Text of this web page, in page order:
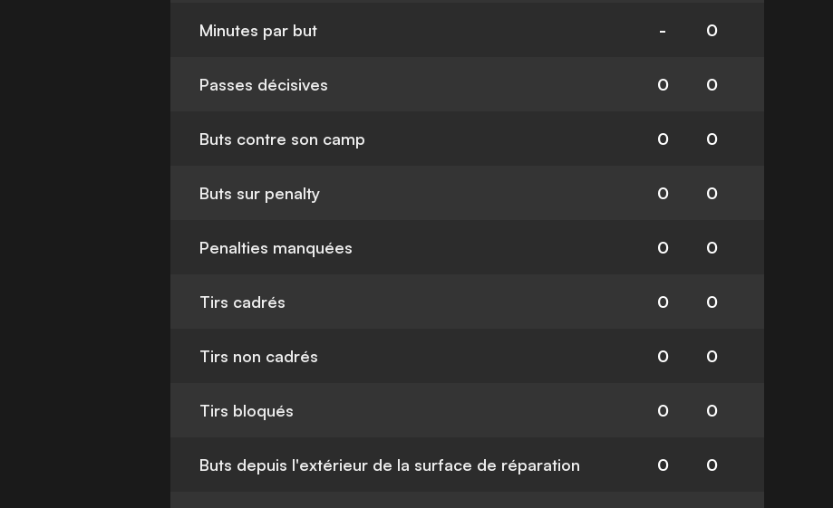
Minutes par but - 0
Passes décisives 0 0
Buts contre son camp 0 0
Buts sur penalty 0 0
Penalties manquées 0 0
Tirs cadrés 0 0
Tirs non cadrés 0 0
Tirs bloqués 0 0
Buts depuis l'extérieur de la surface de réparation 0 0